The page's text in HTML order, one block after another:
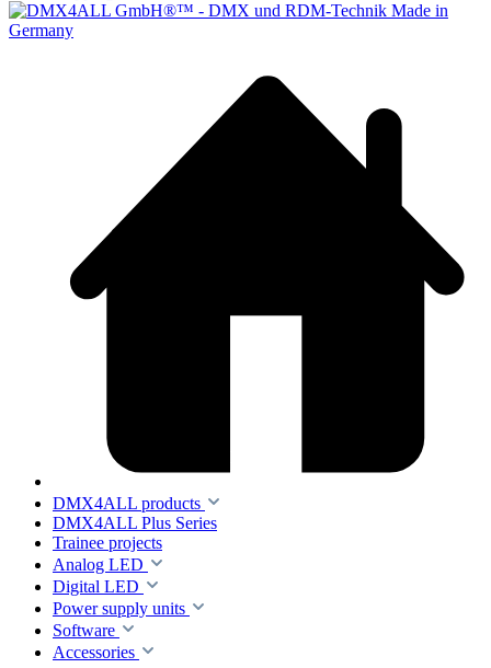
DMX4ALL products
DMX4ALL Plus Series
Trainee projects
Analog LED
Digital LED
Power supply units
Software
Accessories